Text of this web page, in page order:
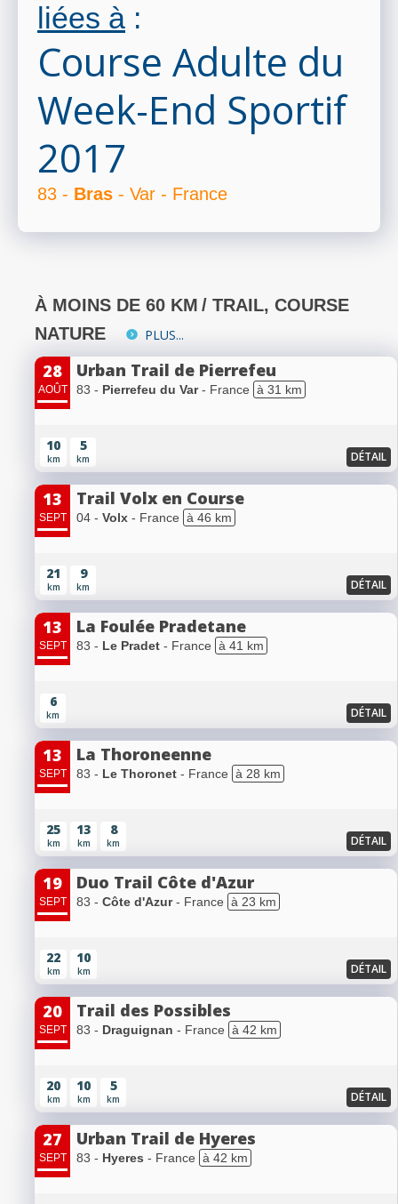
liées à :
Course Adulte du
Week-End Sportif
2017
83 - Bras - Var - France
À MOINS DE 60 KM / TRAIL, COURSE
NATURE
PLUS...
28
AOÛT
Urban Trail de Pierrefeu
83 - Pierrefeu du Var- France à 31 km
10
km
5
km DÉTAIL
13
SEPT
Trail Volx en Course
04 - Volx - France à 46 km
21
km
9
km DÉTAIL
13
SEPT
La Foulée Pradetane
83 - Le Pradet - France à 41 km
6
km DÉTAIL
13
SEPT
La Thoroneenne
83 - Le Thoronet - France à 28 km
25
km
13
km
8
km DÉTAIL
19
SEPT
Duo Trail Côte d'Azur
83 - Côte d'Azur- France à 23 km
22
km
10
km DÉTAIL
20
SEPT
Trail des Possibles
83 - Draguignan - France à 42 km
20
km
10
km
5
km DÉTAIL
27
SEPT
Urban Trail de Hyeres
83 - Hyeres - France à 42 km